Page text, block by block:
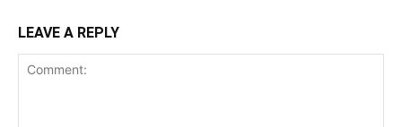
LEAVE A REPLY